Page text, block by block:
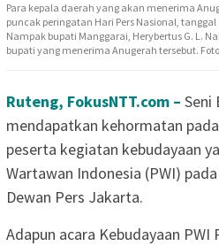
Para kepala daerah yang akan menerima
puncak peringatan Hari Pers Nasional,
Nampak bupati Manggarai, Herybertus G. L.
bupati yang menerima Anugerah tersebut.
Ruteng, FokusNTT.com – Seni
mendapatkan kehormatan
peserta kegiatan kebudayaan
Wartawan Indonesia (PWI)
Dewan Pers Jakarta.
Adapun acara Kebudayaan PWI